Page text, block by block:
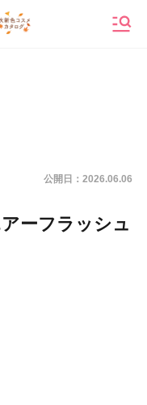
公開日： 2026.06.06
ーフラッシュ